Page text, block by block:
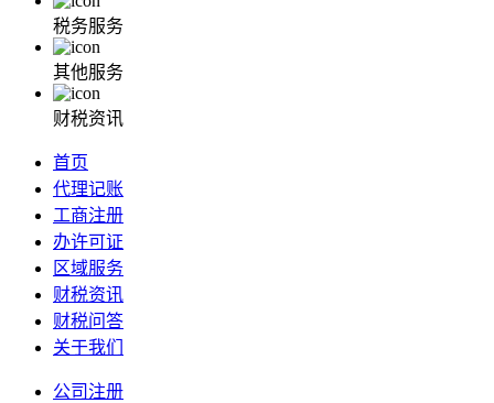
税务服务
其他服务
财税资讯
首页
代理记账
工商注册
办许可证
区域服务
财税资讯
财税问答
关于我们
公司注册